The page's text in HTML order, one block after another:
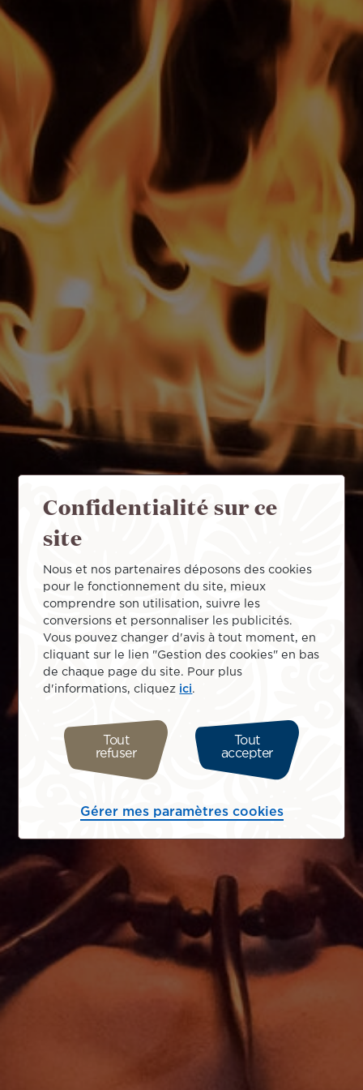
Confidentialité sur ce
site
Nous et nos partenaires déposons des cookies
pour le fonctionnement du site, mieux
comprendre son utilisation, suivre les
conversions et personnaliser les publicités.
Vous pouvez changer d'avis à tout moment, en
cliquant sur le lien "Gestion des cookies" en bas
de chaque page du site. Pour plus
d'informations, cliquez ici
Tout
refuser
Tout
accepter
Gérer mes paramètres cookies